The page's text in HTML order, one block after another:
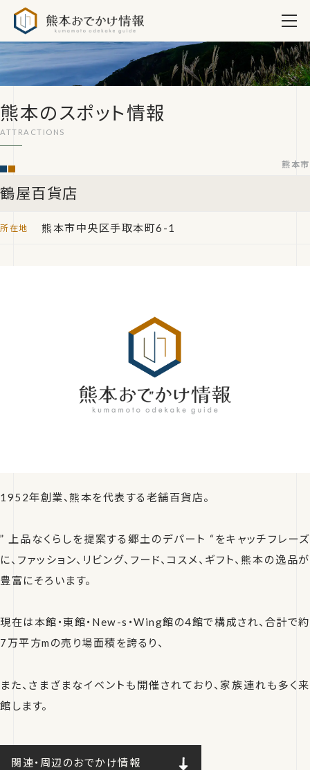
熊本のスポット情報
鶴屋百貨店
熊本市
熊本市中央区手取本町6-1
1952年創業、熊本を代表する老舗百貨店。
” 上品なくらしを提案する郷土のデパート “をキャッチフレーズ
に、ファッション、リビング、フード、コスメ、ギフト、熊本の逸品が
豊富にそろいます。
現在は本館・東館・New-s・Wing館の4館で構成され、合計で約
7万平方mの売り場面積を誇るり、
また、さまざまなイベントも開催されており、家族連れも多く来
館します。
関連・周辺のおでかけ情報